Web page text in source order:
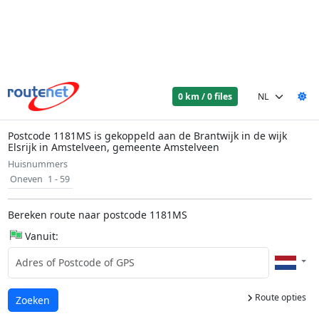
0 km / 0 files
Postcode 1181MS is gekoppeld aan de Brantwijk in de wijk
Elsrijk in Amstelveen, gemeente Amstelveen
Huisnummers
Oneven 1 - 59
Bereken route naar postcode 1181MS
Vanuit:
Route opties
Laden...
Zoeken